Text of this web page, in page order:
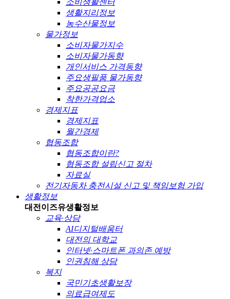
생활지리정보
농수산물정보
물가정보
소비자물가지수
소비자물가동향
개인서비스 가격동향
주요생필품 물가동향
주요공공요금
착한가격업소
경제지표
경제지표
월간경제
협동조합
협동조합이란?
협동조합 설립신고 절차
자료실
전기자동차 충전시설 신고 및 책임보험 가입
생활정보
대전이즈유생활정보
교육·상담
AI디지털배움터
대전의 대학교
인터넷·스마트폰 과의존 예방
인권침해 상담
복지
국민기초생활보장
의료급여제도